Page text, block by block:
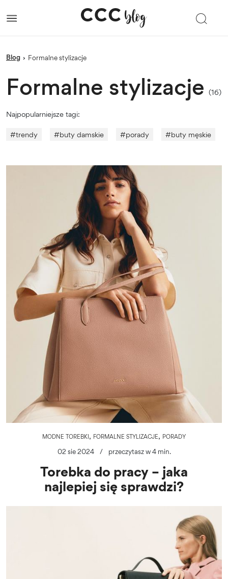
blog › Formalne stylizacje
Formalne stylizacje (16)
Najpopularniejsze tagi:
#trendy #buty damskie #porady #buty męskie
MODNE TOREBKI, FORMALNE STYLIZACJE, PORADY
02 sie 2024 / przeczytasz w 4 min.
Torebka do pracy – jaka
najlepiej się sprawdzi?